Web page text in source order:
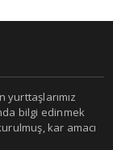
yurttaşlarımız
bilgi edinmek
kar amacı